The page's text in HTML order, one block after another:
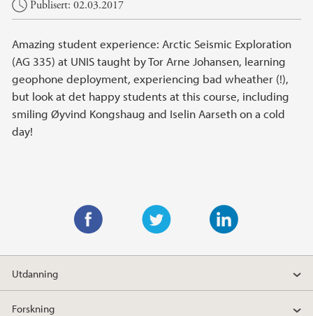
Publisert: 02.03.2017
Amazing student experience: Arctic Seismic Exploration
(AG 335) at UNIS taught by Tor Arne Johansen, learning
geophone deployment, experiencing bad wheather (!),
but look at det happy students at this course, including
smiling Øyvind Kongshaug and Iselin Aarseth on a cold
day!
w
t
i
k
a
e
Utdanning
Forskning